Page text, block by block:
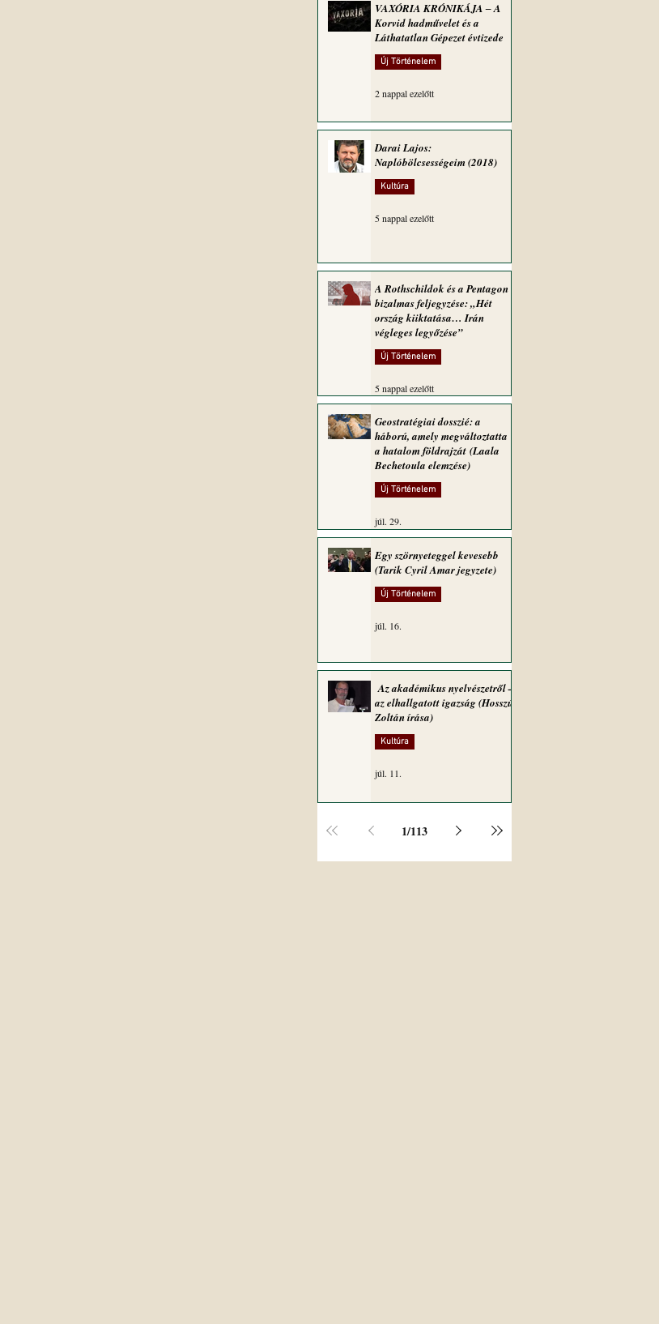
VAXÓRIA KRÓNIKÁJA ‒ A
Korvid hadművelet és a
Láthatatlan Gépezet évtizede
Új Történelem
2 nappal ezelőtt
Darai Lajos:
Naplóbölcsességeim (2018)
Kultúra
5 nappal ezelőtt
A Rothschildok és a Pentagon
bizalmas feljegyzése: „Hét
ország kiiktatása… Irán
végleges legyőzése”
Új Történelem
5 nappal ezelőtt
Geostratégiai dosszié: a
háború, amely megváltoztatta
a hatalom földrajzát (Laala
Bechetoula elemzése)
Új Történelem
júl. 29.
Egy szörnyeteggel kevesebb
(Tarik Cyril Amar jegyzete)
Új Történelem
júl. 16.
Az akadémikus nyelvészetről –
az elhallgatott igazság (Hosszú
Zoltán írása)
Kultúra
júl. 11.
1/113